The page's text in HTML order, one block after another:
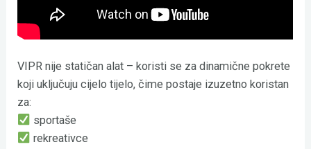
VIPR nije statičan alat – koristi se za dinamične pokrete
koji uključuju cijelo tijelo, čime postaje izuzetno koristan
za:
sportaše
rekreativce